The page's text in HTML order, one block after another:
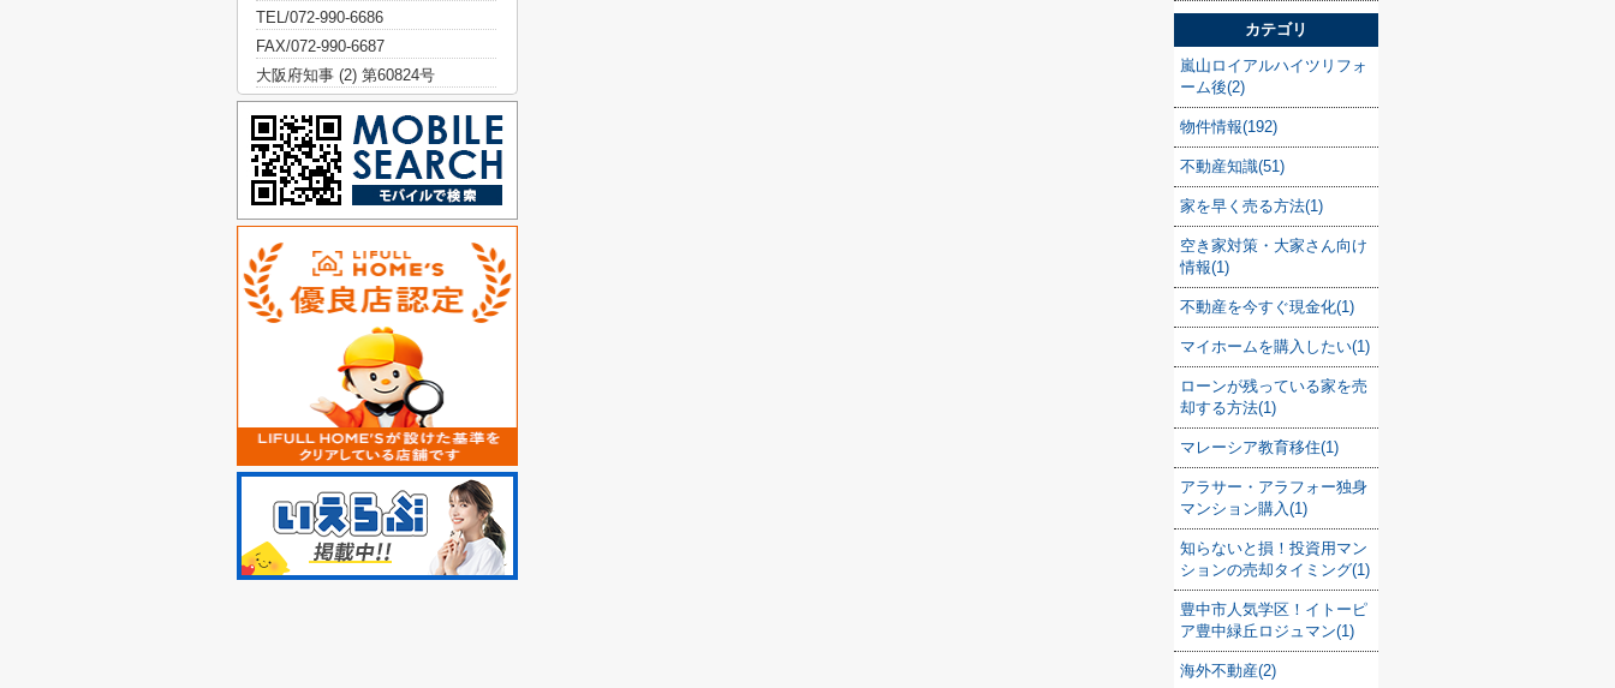
カテゴリ
嵐山ロイアルハイツリフォ
ーム後(2)
物件情報(192)
不動産知識(51)
家を早く売る方法(1)
空き家対策・大家さん向け
情報(1)
不動産を今すぐ現金化(1)
マイホームを購入したい(1)
ローンが残っている家を売
却する方法(1)
マレーシア教育移住(1)
アラサー・アラフォー独身
マンション購入(1)
知らないと損！投資用マン
ションの売却タイミング(1)
豊中市人気学区！イトーピ
ア豊中緑丘ロジュマン(1)
海外不動産(2)
TEL/072-990-6686
FAX/072-990-6687
大阪府知事 (2) 第60824号